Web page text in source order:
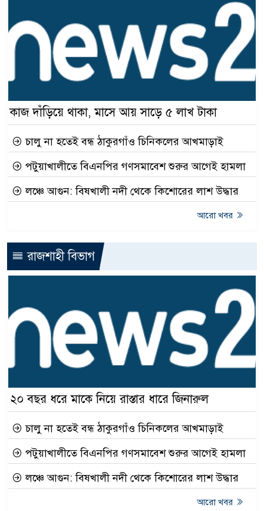
কাজ দাঁড়িয়ে থাকা, মাসে আয় সাড়ে ৫ লাখ টাকা
চালু না হতেই বন্ধ ঠাকুরগাঁও চিনিকলের আখমাড়াই
পটুয়াখালীতে বিএনপির গণসমাবেশ শুরুর আগেই হামলা
লঞ্চে আগুন: বিষখালী নদী থেকে কিশোরের লাশ উদ্ধার
আরো খবর
রাজশাহী বিভাগ
২০ বছর ধরে মাকে নিয়ে রাস্তার ধারে জিনারুল
চালু না হতেই বন্ধ ঠাকুরগাঁও চিনিকলের আখমাড়াই
পটুয়াখালীতে বিএনপির গণসমাবেশ শুরুর আগেই হামলা
লঞ্চে আগুন: বিষখালী নদী থেকে কিশোরের লাশ উদ্ধার
আরো খবর